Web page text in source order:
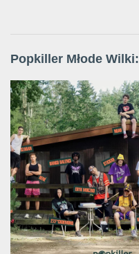
Popkiller Młode Wilki: